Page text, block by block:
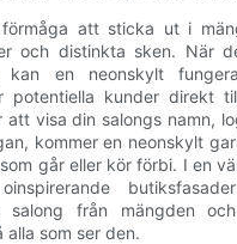
att sticka ut i
och distinkta sken. När
kan en neonskylt
potentiella kunder direkt
att visa din salongs namn,
kommer en neonskylt
går eller kör förbi. I en
salong från mängden
som ser den.